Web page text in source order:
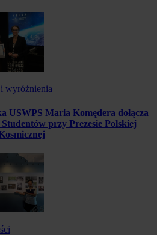
wyróżnienia
USWPS Maria Komędera dołącza
przy Prezesie Polskiej